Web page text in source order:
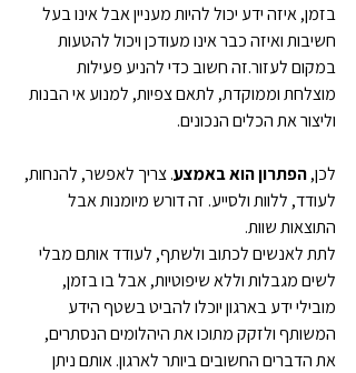
בזמן, איזה ידע יכול להיות מעניין אבל אינו בעל
חשיבות ואיזה כבר אינו מעודכן ויכול להטעות
במקום לעזור.זה חשוב כדי להניע פעילות
מוצלחת וממוקדת, לתאם צפיות, למנוע אי הבנות
וליצור את הכלים הנכונים.
לכן, הפתרון הוא באמצע. צריך לאפשר, להנחות,
לעודד, ללוות ולסייע. זה דורש מיומנות אבל
התוצאות שוות.
לתת לאנשים לכתוב ולשתף, לעודד אותם מבלי
לשים מגבלות וללא שיפוטיות, אבל בו בזמן,
מובילי ידע בארגון יוכלו להביט בשטף הידע
המשותף ולזקק מתוכו את היהלומים הנסתרים,
את הדברים החשובים ביותר לארגון. אותם ניתן